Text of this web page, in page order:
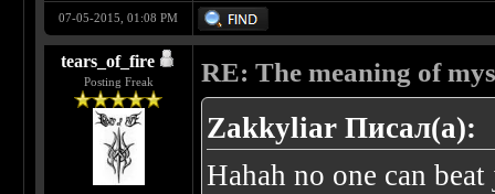
07-05-2015, 01:08 PM
tears_of_fire
Posting Freak RE: The meaning of
Zakkyliar Писал(а):
Hahah no one can